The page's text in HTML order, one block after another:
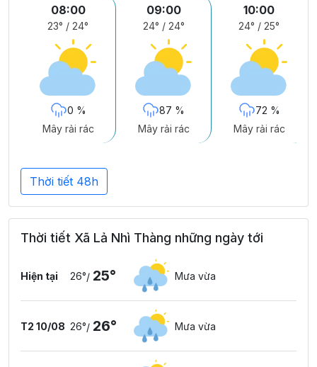
08:00
23° / 24°
0 %
Mây rải rác
09:00
24° / 24°
87 %
Mây rải rác
10:00
24° / 25°
72 %
Mây rải rác
Thời tiết 48h
Thời tiết Xã Lả Nhì Thàng những ngày tới
Hiện tại 26°/ 25° Mưa vừa
T2 10/08 26°/ 26° Mưa vừa